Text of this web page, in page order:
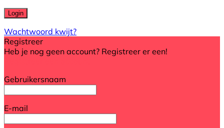
Wachtwoord kwijt?
Registreer
Heb je nog geen account? Registreer er een!
Gebruikersnaam
E-mail